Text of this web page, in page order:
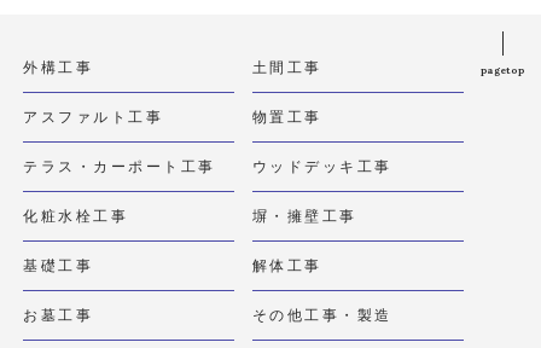
外構工事 土間工事
アスファルト工事 物置工事
テラス・カーポート工事 ウッドデッキ工事
化粧水栓工事 塀・擁壁工事
基礎工事 解体工事
お墓工事 その他工事・製造
pagetop